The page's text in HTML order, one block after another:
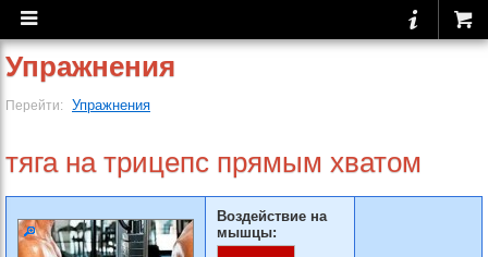
Упражнения
Перейти: Упражнения
тяга на трицепс прямым хватом
Воздействие на
мышцы: